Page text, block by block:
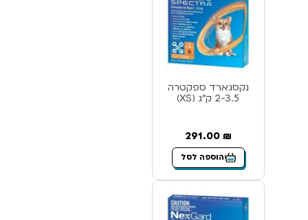
נקסגארד ספקטרה
2-3.5 ק”ג (XS)
291.00 ₪
הוספה לסל